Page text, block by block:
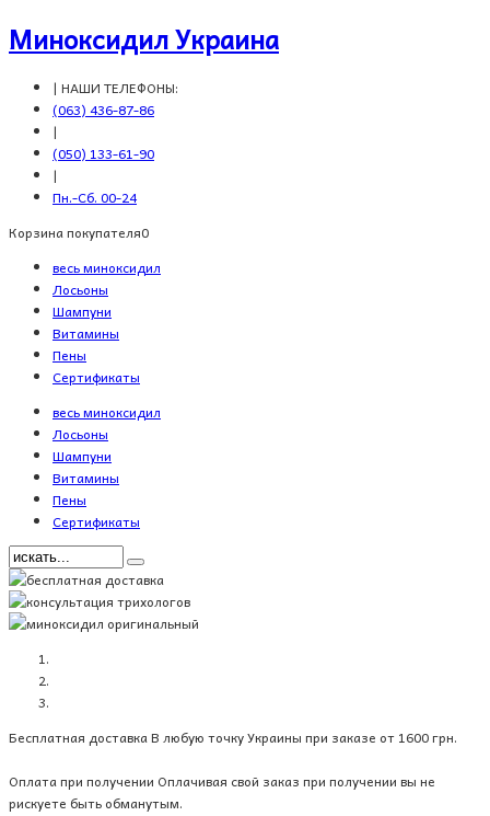
Миноксидил Украина
| НАШИ ТЕЛЕФОНЫ:
(063) 436-87-86
|
(050) 133-61-90
|
Пн.-Сб. 00-24
Корзина покупателя0
весь миноксидил
Лосьоны
Шампуни
Витамины
Пены
Сертификаты
весь миноксидил
Лосьоны
Шампуни
Витамины
Пены
Сертификаты
Бесплатная доставкаВ любую точку Украины при заказе от 1600 грн.
Оплата при получении Оплачивая свой заказ при получении вы не
рискуете быть обманутым.